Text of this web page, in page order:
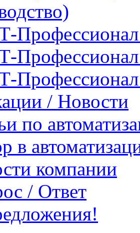
/ Новости
по
в
компании
/ Ответ